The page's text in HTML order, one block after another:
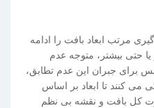
مرتب ابعاد بافت را ادامه
یا حتی بیشتر، متوجه عدم
برای جبران این عدم تطابق،
می کنند تا ابعاد بر اساس
کل بافت و نقشه بی نظم